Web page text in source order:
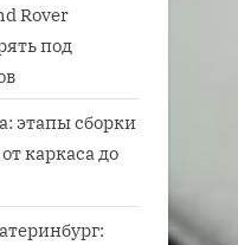
Rover
под
этапы сборки
каркаса до